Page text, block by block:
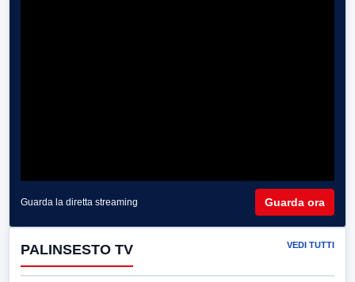
Guarda la diretta streaming Guarda ora
PALINSESTO TV VEDI TUTTI